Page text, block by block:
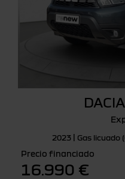
2023 | Gas licuado
Precio financiado
16.990 €